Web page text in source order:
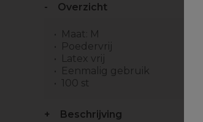
Overzicht
Maat: M
Poedervrij
Latex vrij
Eenmalig gebruik
100 st
Beschrijving